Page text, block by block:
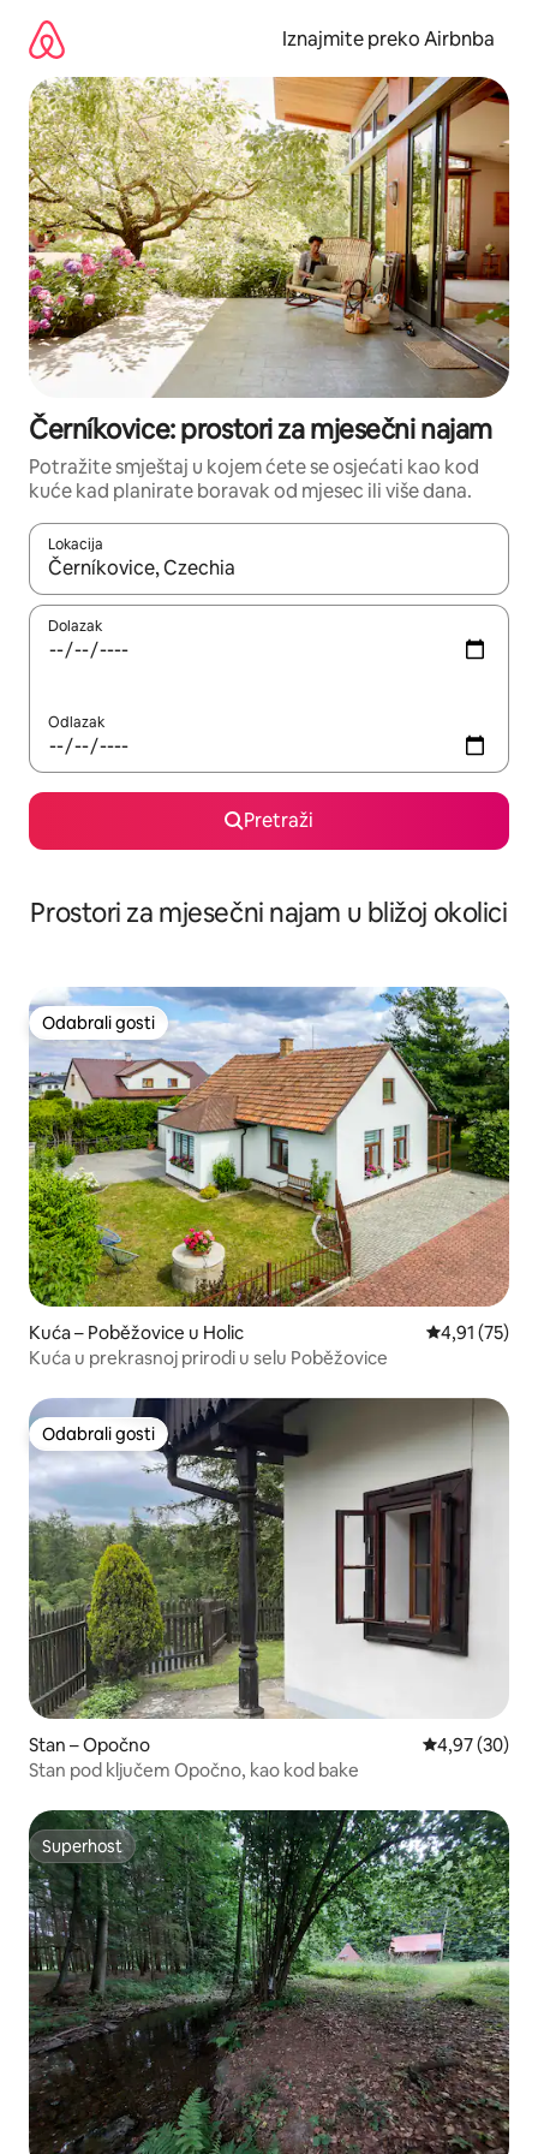
sadržaj
Iznajmite preko Airbnba
Černíkovice: prostori za mjesečni najam
Potražite smještaj u kojem ćete se osjećati kao kod
kuće kad planirate boravak od mjesec ili više dana.
Lokacija
Kada budu dostupni rezultati, moći ćete ih pregledati
Dolazak
Odlazak
Pretraži
Prostori za mjesečni najam u bližoj okolici
Odabrali gosti
Odabrali gosti
Kuća – Poběžovice u Holic Prosječna
4,91 (75)
Kuća u prekrasnoj prirodi u selu Poběžovice
Odabrali gosti
Odabrali gosti
Stan – Opočno Prosječna
4,97 (30)
Stan pod ključem Opočno, kao kod bake
Superhost
Superhost